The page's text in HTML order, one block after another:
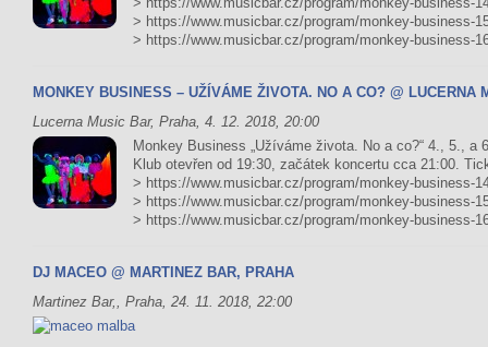
> https://www.musicbar.cz/program/monkey-business-
> https://www.musicbar.cz/program/monkey-business-
MONKEY BUSINESS – UŽÍVÁME ŽIVOTA. NO A CO? @ LUCERNA
Lucerna Music Bar, Praha, 4. 12. 2018, 20:00
Monkey Business „Užíváme života. No a co?“ 4., 5., a
Klub otevřen od 19:30, začátek koncertu cca 21:00.
> https://www.musicbar.cz/program/monkey-business-
> https://www.musicbar.cz/program/monkey-business-
> https://www.musicbar.cz/program/monkey-business-
DJ MACEO @ MARTINEZ BAR, PRAHA
Martinez Bar,, Praha, 24. 11. 2018, 22:00